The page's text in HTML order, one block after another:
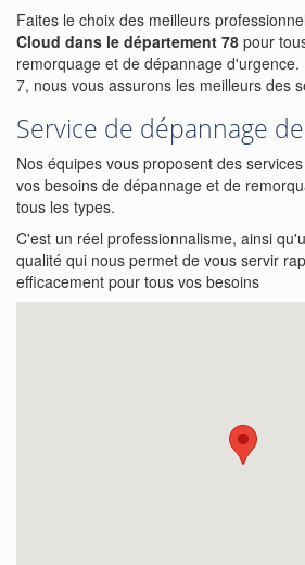
Faites le choix des meilleurs
Cloud dans le département 78 pour
remorquage et de dépannage
7, nous vous assurons les meilleurs des
Service de dépannage
Nos équipes vous proposent des
vos besoins de dépannage et de
tous les types.
C'est un réel professionnalisme, ainsi
qualité qui nous permet de vous servir
efficacement pour tous vos besoins